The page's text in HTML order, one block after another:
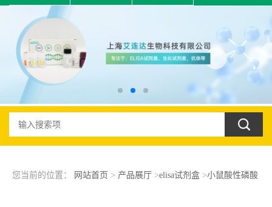
您当前的位置： 网站首页 > 产品展厅 >elisa试剂盒>小鼠酸性磷酸